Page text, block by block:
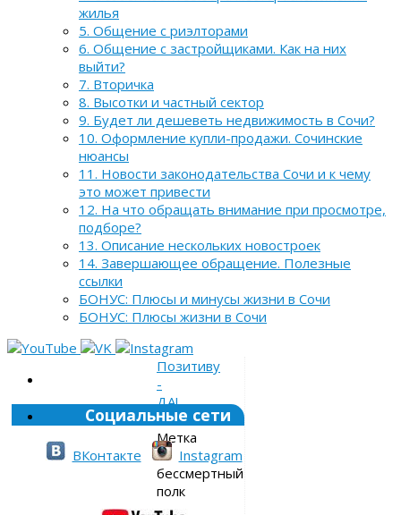
жилья
5. Общение с риэлторами
6. Общение с застройщиками. Как на них
выйти?
7. Вторичка
8. Высотки и частный сектор
9. Будет ли дешеветь недвижимость в Сочи?
10. Оформление купли-продажи. Сочинские
нюансы
11. Новости законодательства Сочи и к чему
это может привести
12. На что обращать внимание при просмотре,
подборе?
13. Описание нескольких новостроек
14. Завершающее обращение. Полезные
ссылки
БОНУС: Плюсы и минусы жизни в Сочи
БОНУС: Плюсы жизни в Сочи
Позитиву
-
ДА!
»
Метка
»
бессмертный
полк
Социальные сети
ВКонтакте Instagram